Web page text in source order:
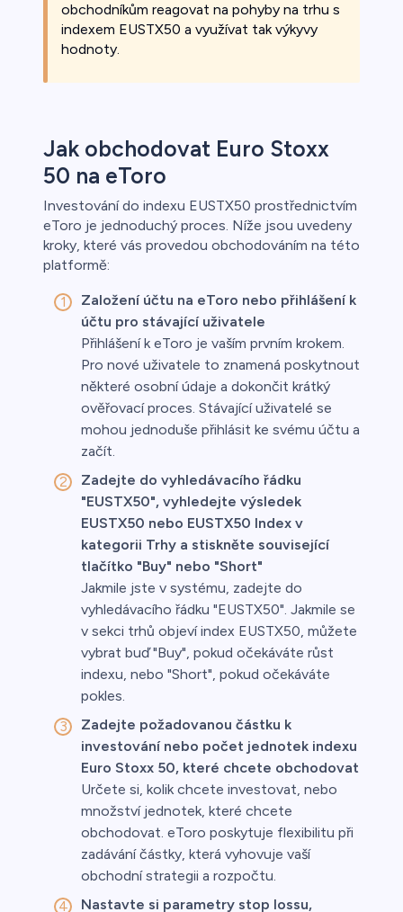
obchodníkům reagovat na pohyby na trhu s
indexem EUSTX50 a využívat tak výkyvy
hodnoty.
Jak obchodovat Euro Stoxx
50 na eToro
Investování do indexu EUSTX50 prostřednictvím
eToro je jednoduchý proces. Níže jsou uvedeny
kroky, které vás provedou obchodováním na této
platformě:
Založení účtu na eToro nebo přihlášení k
účtu pro stávající uživatele
Přihlášení k eToro je vaším prvním krokem.
Pro nové uživatele to znamená poskytnout
některé osobní údaje a dokončit krátký
ověřovací proces. Stávající uživatelé se
mohou jednoduše přihlásit ke svému účtu a
začít.
Zadejte do vyhledávacího řádku
"EUSTX50", vyhledejte výsledek
EUSTX50 nebo EUSTX50 Index v
kategorii Trhy a stiskněte související
tlačítko "Buy" nebo "Short"
Jakmile jste v systému, zadejte do
vyhledávacího řádku "EUSTX50". Jakmile se
v sekci trhů objeví index EUSTX50, můžete
vybrat buď "Buy", pokud očekáváte růst
indexu, nebo "Short", pokud očekáváte
pokles.
Zadejte požadovanou částku k
investování nebo počet jednotek indexu
Euro Stoxx 50, které chcete obchodovat
Určete si, kolik chcete investovat, nebo
množství jednotek, které chcete
obchodovat. eToro poskytuje flexibilitu při
zadávání částky, která vyhovuje vaší
obchodní strategii a rozpočtu.
Nastavte si parametry stop lossu,